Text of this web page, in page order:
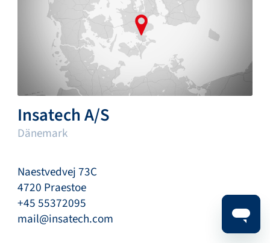
Insatech A/S
Dänemark
Naestvedvej 73C
4720 Praestoe
+45 55372095
mail@insatech.com